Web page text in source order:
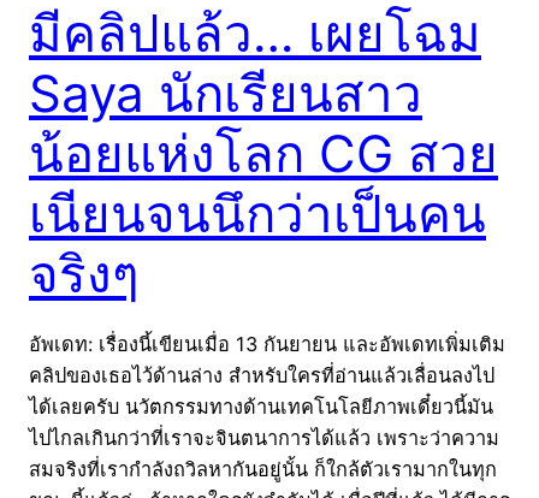
มีคลิปแล้ว… เผยโฉม
Saya นักเรียนสาว
น้อยแห่งโลก CG สวย
เนียนจนนึกว่าเป็นคน
จริงๆ
อัพเดท: เรื่องนี้เขียนเมื่อ 13 กันยายน และอัพเดทเพิ่มเติม
คลิปของเธอไว้ด้านล่าง สำหรับใครที่อ่านแล้วเลื่อนลงไป
ได้เลยครับ นวัตกรรมทางด้านเทคโนโลยีภาพเดี๋ยวนี้มัน
ไปไกลเกินกว่าที่เราจะจินตนาการได้แล้ว เพราะว่าความ
สมจริงที่เรากำลังถวิลหากันอยู่นั้น ก็ใกล้ตัวเรามากในทุก